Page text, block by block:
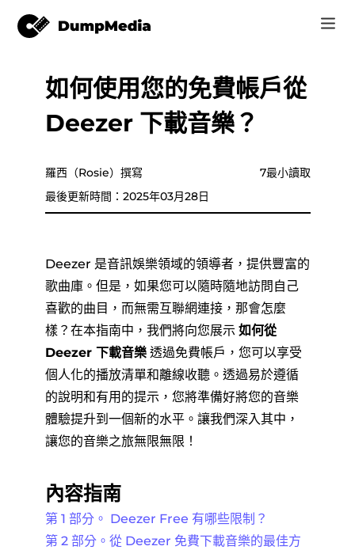
Spotify 轉 mp3
YouTube 音樂 MP3
蘋果音樂 MP3
亞馬遜音樂到 MP3
蘇諾至 MP3
登錄
如何使用您的免費帳戶從
Deezer 下載音樂？
羅西（Rosie）撰寫
最後更新時間：2025年03月28日
7最小讀取
Deezer 是音訊娛樂領域的領導者，提供豐富的
歌曲庫。但是，如果您可以隨時隨地訪問自己
喜歡的曲目，而無需互聯網連接，那會怎麼
樣？在本指南中，我們將向您展示 如何從
Deezer 下載音樂透過免費帳戶，您可以享受
個人化的播放清單和離線收聽。透過易於遵循
的說明和有用的提示，您將準備好將您的音樂
體驗提升到一個新的水平。讓我們深入其中，
讓您的音樂之旅無限無限！
內容指南
第 1 部分。 Deezer Free 有哪些限制？
第 2 部分。從 Deezer 免費下載音樂的最佳方